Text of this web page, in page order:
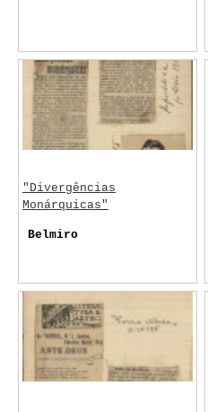
"Divergências
Monárquicas"
Belmiro